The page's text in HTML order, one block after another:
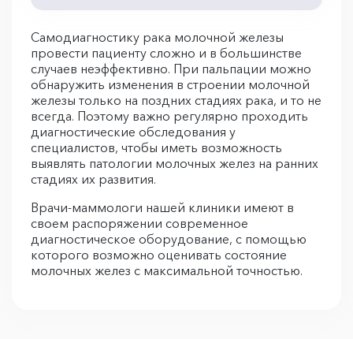
Самодиагностику рака молочной железы
провести пациенту сложно и в большинстве
случаев неэффективно. При пальпации можно
обнаружить изменения в строении молочной
железы только на поздних стадиях рака, и то не
всегда. Поэтому важно регулярно проходить
диагностические обследования у
специалистов, чтобы иметь возможность
выявлять патологии молочных желез на ранних
стадиях их развития.
Врачи-маммологи нашей клиники имеют в
своем распоряжении современное
диагностическое оборудование, с помощью
которого возможно оценивать состояние
молочных желез с максимальной точностью.